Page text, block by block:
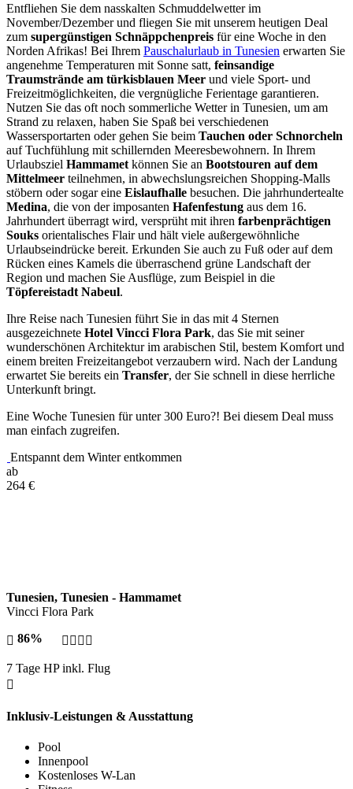
Entfliehen Sie dem nasskalten Schmuddelwetter im
November/Dezember und fliegen Sie mit unserem heutigen Deal
zum supergünstigen Schnäppchenpreis für eine Woche in den
Norden Afrikas! Bei Ihrem Pauschalurlaub in Tunesien erwarten Sie
angenehme Temperaturen mit Sonne satt, feinsandige
Traumstrände am türkisblauen Meer und viele Sport- und
Freizeitmöglichkeiten, die vergnügliche Ferientage garantieren.
Nutzen Sie das oft noch sommerliche Wetter in Tunesien, um am
Strand zu relaxen, haben Sie Spaß bei verschiedenen
Wassersportarten oder gehen Sie beim Tauchen oder Schnorcheln
auf Tuchfühlung mit schillernden Meeresbewohnern. In Ihrem
Urlaubsziel Hammamet können Sie an Bootstouren auf dem
Mittelmeer teilnehmen, in abwechslungsreichen Shopping-Malls
stöbern oder sogar eine Eislaufhalle besuchen. Die jahrhundertealte
Medina, die von der imposanten Hafenfestung aus dem 16.
Jahrhundert überragt wird, versprüht mit ihren farbenprächtigen
Souks orientalisches Flair und hält viele außergewöhnliche
Urlaubseindrücke bereit. Erkunden Sie auch zu Fuß oder auf dem
Rücken eines Kamels die überraschend grüne Landschaft der
Region und machen Sie Ausflüge, zum Beispiel in die
Töpfereistadt Nabeul.
Ihre Reise nach Tunesien führt Sie in das mit 4 Sternen
ausgezeichnete Hotel Vincci Flora Park, das Sie mit seiner
wunderschönen Architektur im arabischen Stil, bestem Komfort und
einem breiten Freizeitangebot verzaubern wird. Nach der Landung
erwartet Sie bereits ein Transfer, der Sie schnell in diese herrliche
Unterkunft bringt.
Eine Woche Tunesien für unter 300 Euro?! Bei diesem Deal muss
man einfach zugreifen.
Entspannt dem Winter entkommen
ab
264 €
Tunesien, Tunesien - Hammamet
Vincci Flora Park
86%
7 Tage HP inkl. Flug
Inklusiv-Leistungen & Ausstattung
Pool
Innenpool
Kostenloses W-Lan